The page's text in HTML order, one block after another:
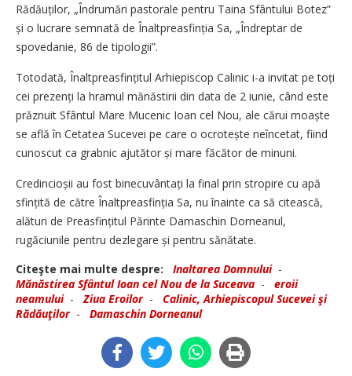
Rădăuților, „Îndrumări pastorale pentru Taina Sfântului Botez”
și o lucrare semnată de Înalt­preasfinția Sa, „Îndreptar de
spovedanie, 86 de tipologii”.
Totodată, Înaltpreasfințitul Arhiepiscop Calinic i-a invitat pe toți
cei prezenți la hramul mănăstirii din data de 2 iunie, când este
prăznuit Sfântul Mare Mucenic Ioan cel Nou, ale cărui moaște
se află în Cetatea Sucevei pe care o ocro­tește neîncetat, fiind
cunoscut ca grabnic ajutător și mare făcător de minuni.
Credincioșii au fost binecuvân­tați la final prin stropire cu apă
sfințită de către Înalt­preasfinția Sa, nu îna­inte ca să citească,
alături de Prea­sfințitul Părinte Damaschin Dorneanul,
rugăciunile pentru dezlegare și pentru sănătate.
Citeşte mai multe despre:
Inaltarea Domnului-
Mănăstirea Sfântul Ioan cel Nou de la Suceava - eroii
neamului-Ziua Eroilor- Calinic, Arhiepiscopul Sucevei şi
Rădăuţilor- Damaschin Dorneanul